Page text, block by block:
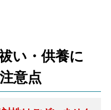
い・供養に
意点